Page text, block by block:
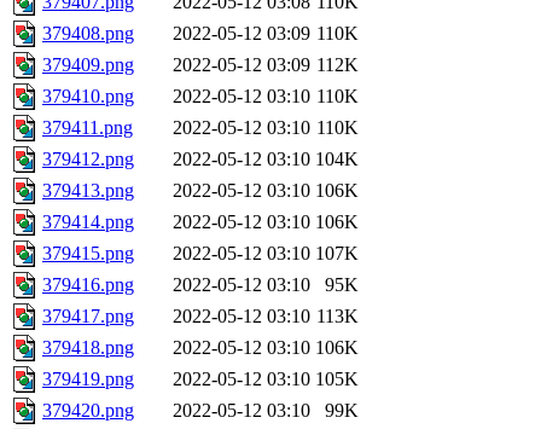
379408.png
2022-05-12 03:09 110K
379409.png
2022-05-12 03:09 112K
379410.png
2022-05-12 03:10 110K
379411.png
2022-05-12 03:10 110K
379412.png
2022-05-12 03:10 104K
379413.png
2022-05-12 03:10 106K
379414.png
2022-05-12 03:10 106K
379415.png
2022-05-12 03:10 107K
379416.png
2022-05-12 03:10
95K
379417.png
2022-05-12 03:10 113K
379418.png
2022-05-12 03:10 106K
379419.png
2022-05-12 03:10 105K
379420.png
2022-05-12 03:10
99K